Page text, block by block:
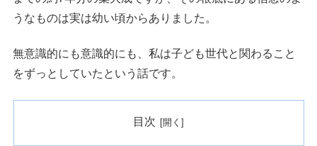
うなものは実は幼い頃からありました。
無意識的にも意識的にも、私は子ども世代と関わること
をずっとしていたという話です。
目次